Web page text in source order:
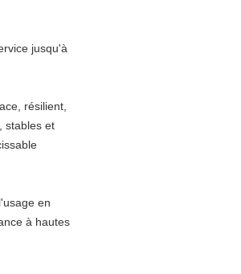
jusqu'à
résilient,
stables et
en
à hautes